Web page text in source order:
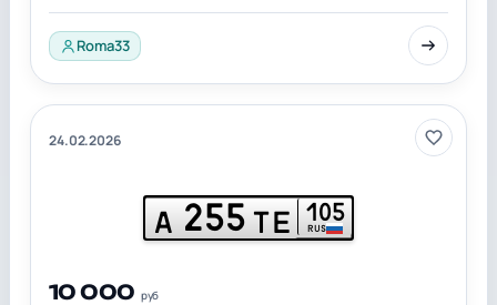
Roma33
24.02.2026
А 255 ТЕ 105
RUS
10 000 руб